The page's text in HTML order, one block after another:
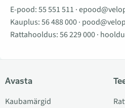
E-pood:55 551 511 ·
Kauplus:56 488 000·
Rattahooldus:56 229 000·
Avasta
Kaubamärgid